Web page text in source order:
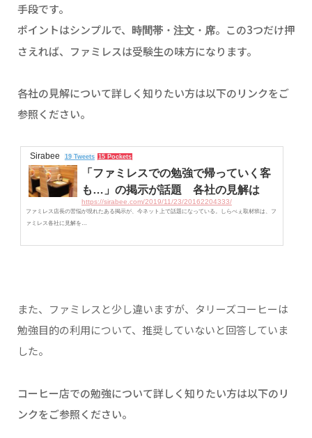
手段です。
ポイントはシンプルで、
時間帯・注文・席。この3つだけ押
さえれば、ファミレスは受験生の味方になります。
各社の見解について詳しく知りたい方は以下のリンクをご
参照ください。
Sirabee 19 Tweets 15 Pockets
「ファミレスでの勉強で帰っていく客
も…」の掲示が話題 各社の見解は
https://sirabee.com/2019/11/23/20162204333/
ファミレス店長の苦悩が現れたある掲示が、今ネット上で話題になっている。しらべぇ取材班は、フ
ァミレス各社に見解を…
また、ファミレスと少し違いますが、タリーズコーヒーは
勉強目的の利用について、推奨していないと回答していま
した。
コーヒー店での勉強について詳しく知りたい方は以下のリ
ンクをご参照ください。